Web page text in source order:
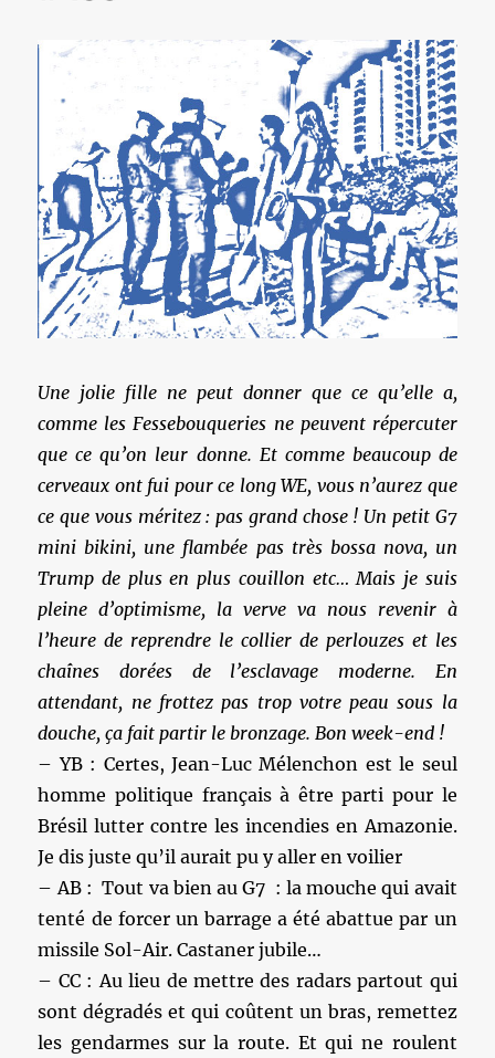
Une jolie fille ne peut donner que ce qu’elle a,
comme les Fessebouqueries ne peuvent répercuter
que ce qu’on leur donne. Et comme beaucoup de
cerveaux ont fui pour ce long WE, vous n’aurez que
ce que vous méritez : pas grand chose ! Un petit G7
mini bikini, une flambée pas très bossa nova, un
Trump de plus en plus couillon etc… Mais je suis
pleine d’optimisme, la verve va nous revenir à
l’heure de reprendre le collier de perlouzes et les
chaînes dorées de l’esclavage moderne. En
attendant, ne frottez pas trop votre peau sous la
douche, ça fait partir le bronzage. Bon week-end !
– YB : Certes, Jean-Luc Mélenchon est le seul
homme politique français à être parti pour le
Brésil lutter contre les incendies en Amazonie.
Je dis juste qu’il aurait pu y aller en voilier
– AB : Tout va bien au G7 : la mouche qui avait
tenté de forcer un barrage a été abattue par un
missile Sol-Air. Castaner jubile…
– CC : Au lieu de mettre des radars partout qui
sont dégradés et qui coûtent un bras, remettez
les gendarmes sur la route. Et qui ne roulent